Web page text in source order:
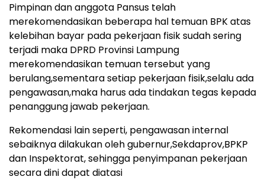
Pimpinan dan anggota Pansus telah
merekomendasikan beberapa hal temuan BPK atas
kelebihan bayar pada pekerjaan fisik sudah sering
terjadi maka DPRD Provinsi Lampung
merekomendasikan temuan tersebut yang
berulang,sementara setiap pekerjaan fisik,selalu ada
pengawasan,maka harus ada tindakan tegas kepada
penanggung jawab pekerjaan.
Rekomendasi lain seperti, pengawasan internal
sebaiknya dilakukan oleh gubernur,Sekdaprov,BPKP
dan Inspektorat, sehingga penyimpanan pekerjaan
secara dini dapat diatasi